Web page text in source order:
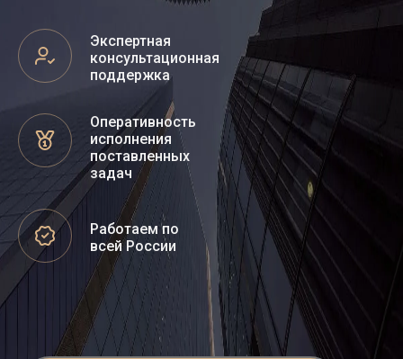
Экспертная
консультационная
поддержка
Оперативность
исполнения
поставленных
задач
Работаем по
всей России